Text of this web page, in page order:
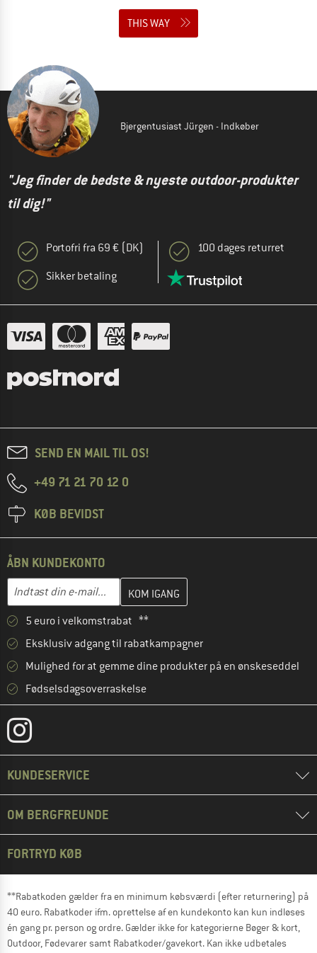
THIS WAY
Bjergentusiast Jürgen - Indkøber
"Jeg finder de bedste & nyeste outdoor-produkter
til dig!"
Portofri fra 69 € (DK)
Sikker betaling
100 dages returret
SEND EN MAIL TIL OS!
+49 71 21 70 12 0
KØB BEVIDST
ÅBN KUNDEKONTO
E-mail-adresse
Indtast din e-mailadresse her, og opret i næste trin din
5 euro i velkomstrabat **
Eksklusiv adgang til rabatkampagner
Mulighed for at gemme dine produkter på en ønskeseddel
Fødselsdagsoverraskelse
KUNDESERVICE
OM BERGFREUNDE
FORTRYD KØB
**Rabatkoden gælder fra en minimum købsværdi (efter returnering) på
40 euro. Rabatkoder ifm. oprettelse af en kundekonto kan kun indløses
én gang pr. person og ordre. Gælder ikke for kategorierne Bøger & kort,
Outdoor, Fødevarer samt Rabatkoder/gavekort. Kan ikke udbetales